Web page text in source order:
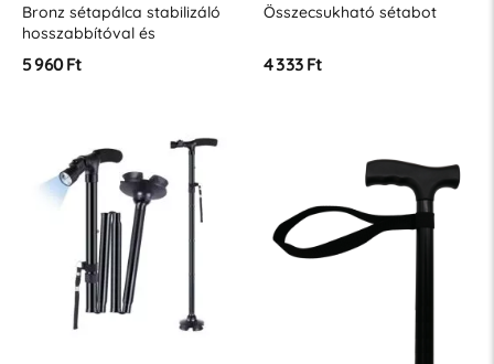
Bronz sétapálca stabilizáló
hosszabbítóval és
világítással
5 960 Ft
Összecsukható sétabot
4 333 Ft